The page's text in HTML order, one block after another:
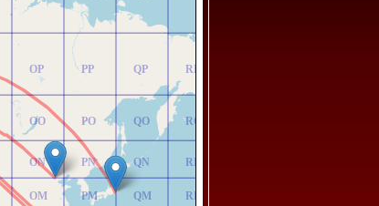
OM
ON
OO
OP
PM
PN
PO
PP
QM
QN
QO
QP
RM
RN
RO
RP